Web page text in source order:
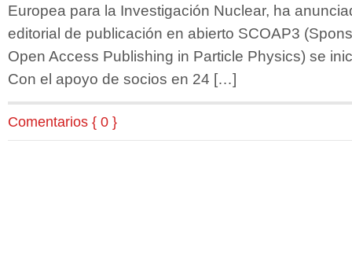
Europea para la Investigación Nuclear, ha
editorial de publicación en abierto SCOAP3
Open Access Publishing in Particle Physics) se
Con el apoyo de socios en 24 […]
Comentarios { 0 }